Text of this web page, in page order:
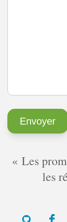
Les
les